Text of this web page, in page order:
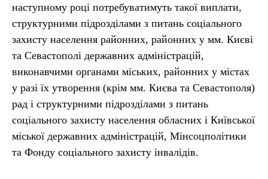
наступному році потребуватимуть такої виплати,
структурними підрозділами з питань соціального
захисту населення районних, районних у мм. Києві
та Севастополі державних адміністрацій,
виконавчими органами міських, районних у містах
у разі їх утворення (крім мм. Києва та Севастополя)
рад і структурними підрозділами з питань
соціального захисту населення обласних і Київської
міської державних адміністрацій, Мінсоцполітики
та Фонду соціального захисту інвалідів.